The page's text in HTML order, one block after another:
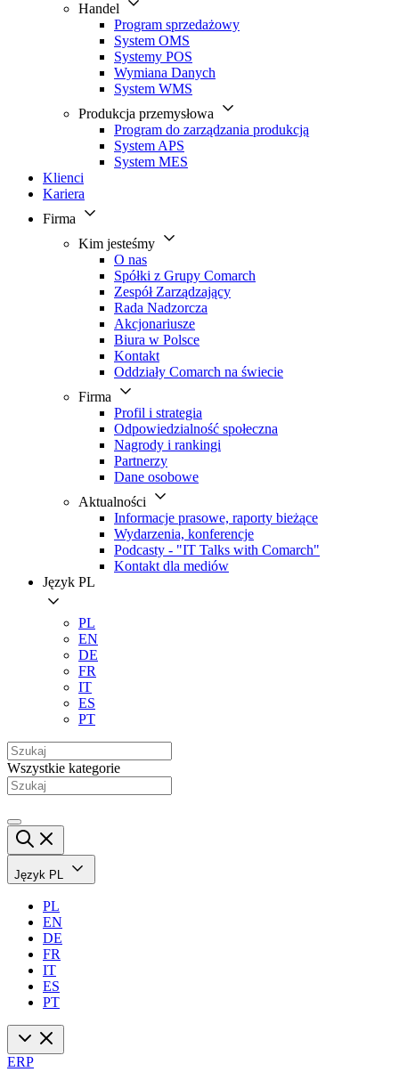
Handel
Program sprzedażowy
System OMS
Systemy POS
Wymiana Danych
System WMS
Produkcja przemysłowa
Program do zarządzania produkcją
System APS
System MES
Klienci
Kariera
Firma
Kim jesteśmy
O nas
Spółki z Grupy Comarch
Zespół Zarządzający
Rada Nadzorcza
Akcjonariusze
Biura w Polsce
Kontakt
Oddziały Comarch na świecie
Firma
Profil i strategia
Odpowiedzialność społeczna
Nagrody i rankingi
Partnerzy
Dane osobowe
Aktualności
Informacje prasowe, raporty bieżące
Wydarzenia, konferencje
Podcasty - "IT Talks with Comarch"
Kontakt dla mediów
Język PL
PL
EN
DE
FR
IT
ES
PT
Wszystkie kategorie
Język PL
PL
EN
DE
FR
IT
ES
PT
ERP